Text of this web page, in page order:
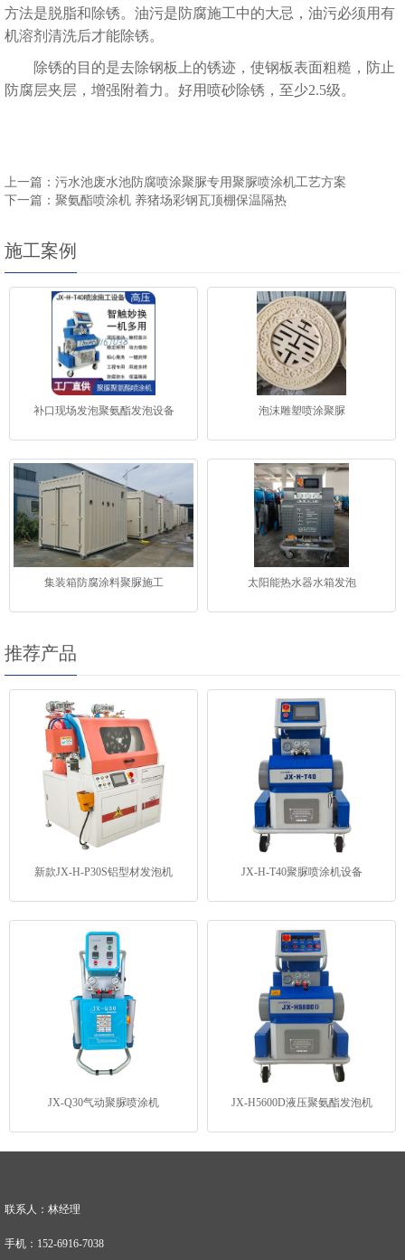
方法是脱脂和除锈。油污是防腐施工中的大忌，油污必须用有
机溶剂清洗后才能除锈。
除锈的目的是去除钢板上的锈迹，使钢板表面粗糙，防止
防腐层夹层，增强附着力。好用喷砂除锈，至少2.5级。
上一篇：污水池废水池防腐喷涂聚脲专用聚脲喷涂机工艺方案
下一篇：聚氨酯喷涂机 养猪场彩钢瓦顶棚保温隔热
施工案例
补口现场发泡聚氨酯发泡设备 泡沫雕塑喷涂聚脲
集装箱防腐涂料聚脲施工 太阳能热水器水箱发泡
推荐产品
新款JX-H-P30S铝型材发泡机 JX-H-T40聚脲喷涂机设备
JX-Q30气动聚脲喷涂机 JX-H5600D液压聚氨酯发泡机
联系人：林经理
手机：152-6916-7038